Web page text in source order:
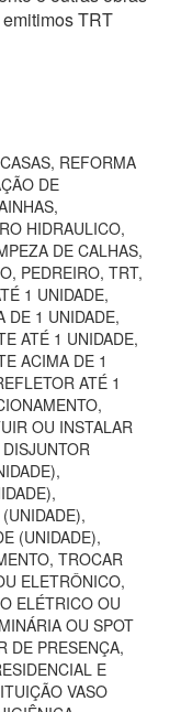
TRT
REFORMA
DE
HIDRAULICO,
DE CALHAS,
PEDREIRO, TRT,
1 UNIDADE,
DE 1 UNIDADE,
ATÉ 1 UNIDADE,
ACIMA DE 1
ATÉ 1
OU INSTALAR
(UNIDADE),
TROCAR
ELETRÔNICO,
ELÉTRICO OU
OU SPOT
DE PRESENÇA,
E
VASO